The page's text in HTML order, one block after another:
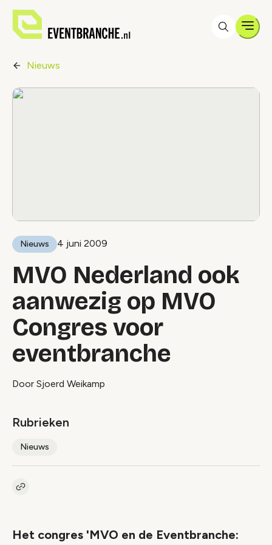
Nieuws
Nieuws 4 juni 2009
MVO Nederland ook
aanwezig op MVO
Congres voor
eventbranche
Door Sjoerd Weikamp
Rubrieken
Nieuws
Kopieer link naar artikel
Het congres 'MVO en de Eventbranche: